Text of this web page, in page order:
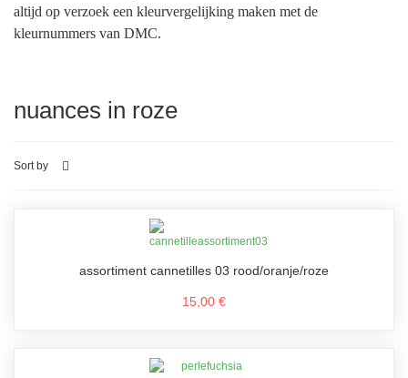
altijd op verzoek een kleurvergelijking maken met de
kleurnummers van DMC.
nuances in roze
Sort by
assortiment cannetilles 03 rood/oranje/roze
15,00 €